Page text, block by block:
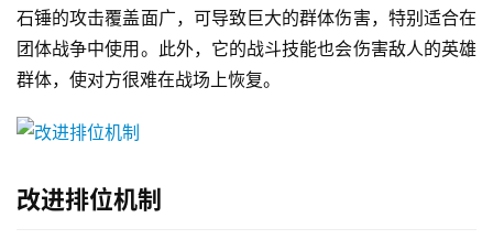
石锤的攻击覆盖面广，可导致巨大的群体伤害，特别适合在
团体战争中使用。此外，它的战斗技能也会伤害敌人的英雄
群体，使对方很难在战场上恢复。
改进排位机制